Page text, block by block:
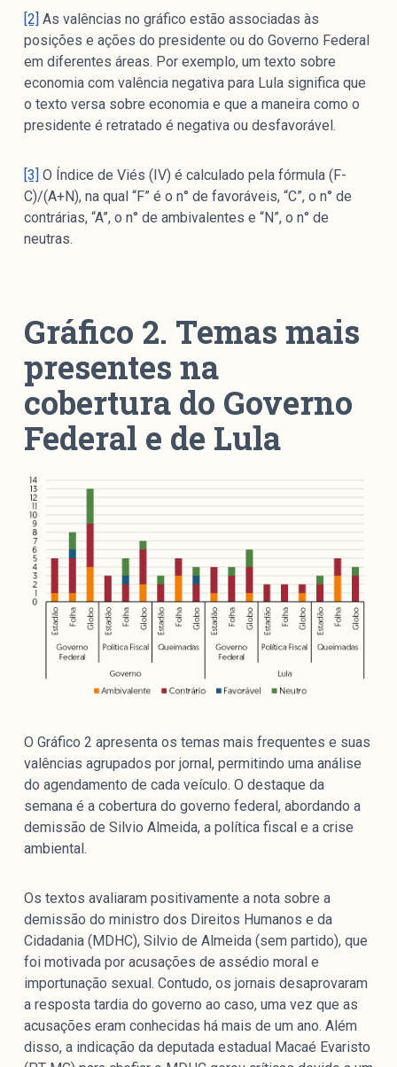
[2] As valências no gráfico estão associadas às
posições e ações do presidente ou do Governo Federal
em diferentes áreas. Por exemplo, um texto sobre
economia com valência negativa para Lula significa que
o texto versa sobre economia e que a maneira como o
presidente é retratado é negativa ou desfavorável.
[3] O Índice de Viés (IV) é calculado pela fórmula (F-
C)/(A+N), na qual “F” é o n° de favoráveis, “C”, o n° de
contrárias, “A”, o n° de ambivalentes e “N”, o n° de
neutras.
Gráfico 2. Temas mais
presentes na
cobertura do Governo
Federal e de Lula
O Gráfico 2 apresenta os temas mais frequentes e suas
valências agrupados por jornal, permitindo uma análise
do agendamento de cada veículo. O destaque da
semana é a cobertura do governo federal, abordando a
demissão de Silvio Almeida, a política fiscal e a crise
ambiental.
Os textos avaliaram positivamente a nota sobre a
demissão do ministro dos Direitos Humanos e da
Cidadania (MDHC), Silvio de Almeida (sem partido), que
foi motivada por acusações de assédio moral e
importunação sexual. Contudo, os jornais desaprovaram
a resposta tardia do governo ao caso, uma vez que as
acusações eram conhecidas há mais de um ano. Além
disso, a indicação da deputada estadual Macaé Evaristo